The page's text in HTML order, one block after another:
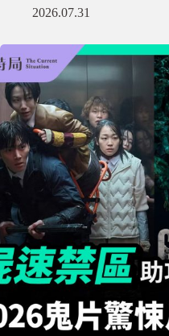
2026.07.31